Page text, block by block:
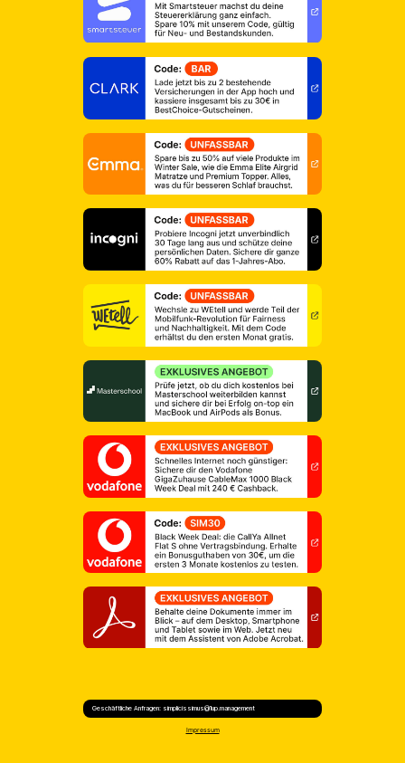
Geschäftliche Anfragen: simplicissimus@1up.management
Impressum